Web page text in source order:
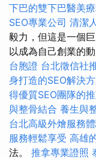
下巴的雙下巴醫美
SEO專業公司 清潔
毅力，但這是一個
以成為自己創業的動
台胞證 台北徵信社
身打造的SEO解決
得優質SEO團隊的
與整骨結合 養生與
台北高級外燴服務
服務輕鬆享受 高雄
法。 推拿專業證照